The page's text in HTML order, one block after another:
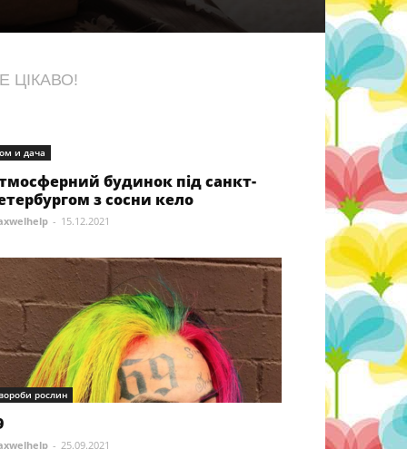
ЦІКАВО!
и дача
будинок під санкт-
з сосни кело
- 15.12.2021
рослин
- 25.09.2021